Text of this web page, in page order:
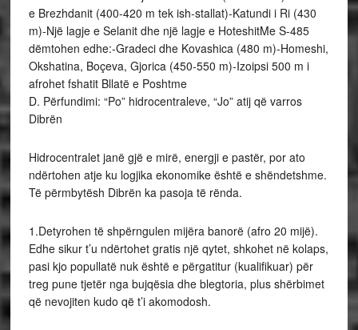
e Brezhdanit (400-420 m tek ish-stallat)-Katundi i Ri (430
m)-Një lagje e Selanit dhe një lagje e HoteshitMe S-485
dëmtohen edhe:-Gradeci dhe Kovashica (480 m)-Homeshi,
Okshatina, Boçeva, Gjorica (450-550 m)-Izoipsi 500 m i
afrohet fshatit Bllatë e Poshtme
D. Përfundimi: “Po” hidrocentraleve, “Jo” atij që varros
Dibrën
Hidrocentralet janë gjë e mirë, energji e pastër, por ato
ndërtohen atje ku logjika ekonomike është e shëndetshme.
Të përmbytësh Dibrën ka pasoja të rënda.
1.Detyrohen të shpërngulen mijëra banorë (afro 20 mijë).
Edhe sikur t’u ndërtohet gratis një qytet, shkohet në kolaps,
pasi kjo popullatë nuk është e përgatitur (kualifikuar) për
treg pune tjetër nga bujqësia dhe blegtoria, plus shërbimet
që nevojiten kudo që t’i akomodosh.